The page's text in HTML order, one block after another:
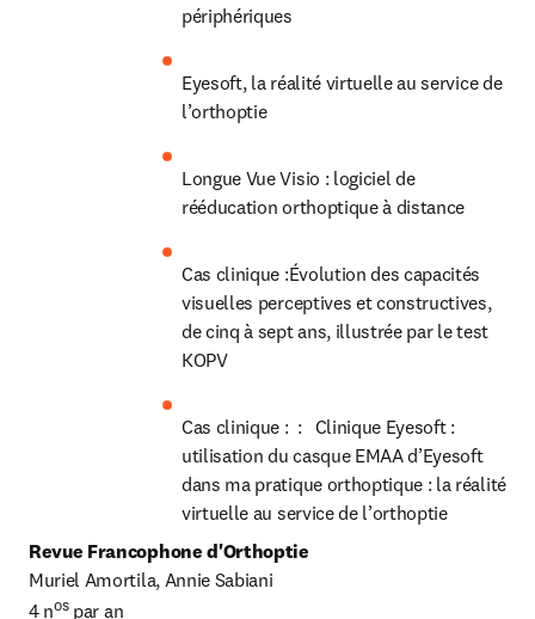
périphériques
Eyesoft, la réalité virtuelle au service de
l’orthoptie
Longue Vue Visio : logiciel de
rééducation orthoptique à distance
Cas clinique :Évolution des capacités
visuelles perceptives et constructives,
de cinq à sept ans, illustrée par le test
KOPV
Cas clinique :  :   Clinique Eyesoft :
utilisation du casque EMAA d’Eyesoft
dans ma pratique orthoptique : la réalité
virtuelle au service de l’orthoptie
Revue Francophone d'Orthoptie
Muriel Amortila, Annie Sabiani
4 nos par an